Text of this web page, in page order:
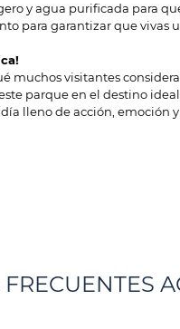
y agua purificada para
para garantizar que vivas
muchos visitantes
parque en el destino
lleno de acción, emoción